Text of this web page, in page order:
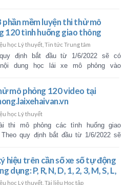
phỏng 120 tình huống giao
online trên mạng Internet
Tài liệu học Lý thuyết,Tin tức Trung